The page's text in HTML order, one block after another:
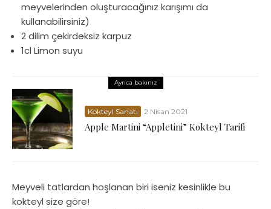
meyvelerinden oluşturacağınız karışımı da
kullanabilirsiniz)
2 dilim çekirdeksiz karpuz
1cl Limon suyu
Ayrıca bakınız
Kokteyl Sanatı 2 Nisan 2021
Apple Martini “Appletini” Kokteyl Tarifi
Meyveli tatlardan hoşlanan biri iseniz kesinlikle bu
kokteyl size göre!